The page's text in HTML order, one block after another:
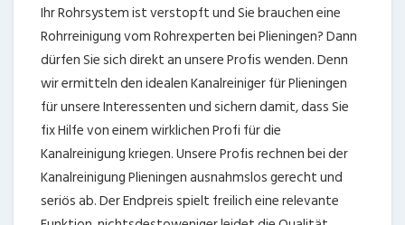
Ihr Rohrsystem ist verstopft und Sie brauchen eine
Rohrreinigung vom Rohrexperten bei Plieningen? Dann
dürfen Sie sich direkt an unsere Profis wenden. Denn
wir ermitteln den idealen Kanalreiniger für Plieningen
für unsere Interessenten und sichern damit, dass Sie
fix Hilfe von einem wirklichen Profi für die
Kanalreinigung kriegen. Unsere Profis rechnen bei der
Kanalreinigung Plieningen ausnahmslos gerecht und
seriös ab. Der Endpreis spielt freilich eine relevante